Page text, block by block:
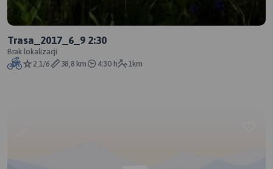
Trasa_2017_6_9 2:30
Brak lokalizacji
2.1/6
38,8 km 4:30 h 1km